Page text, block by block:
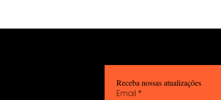
Receba nossas atualizações
Email *